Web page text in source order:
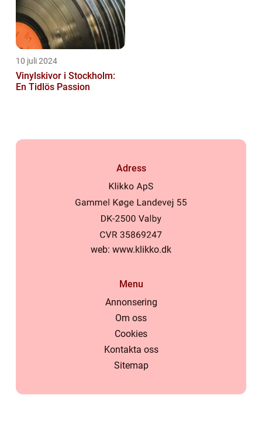
10 juli 2024
Vinylskivor i Stockholm:
En Tidlös Passion
Adress
web: www.klikko.dk
Menu
Annonsering
Om oss
Cookies
Kontakta oss
Sitemap